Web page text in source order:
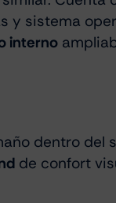
y sistema
interno
dentro del
de confort